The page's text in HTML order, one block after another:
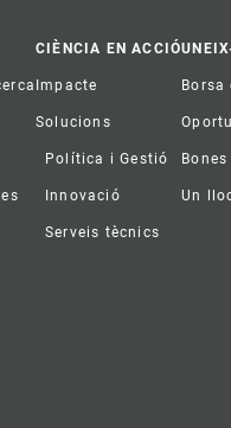
CIÈNCIA EN ACCIÓ
Impacte
Solucions
Política i Gestió
Innovació
Serveis tècnics
Borsa
Un